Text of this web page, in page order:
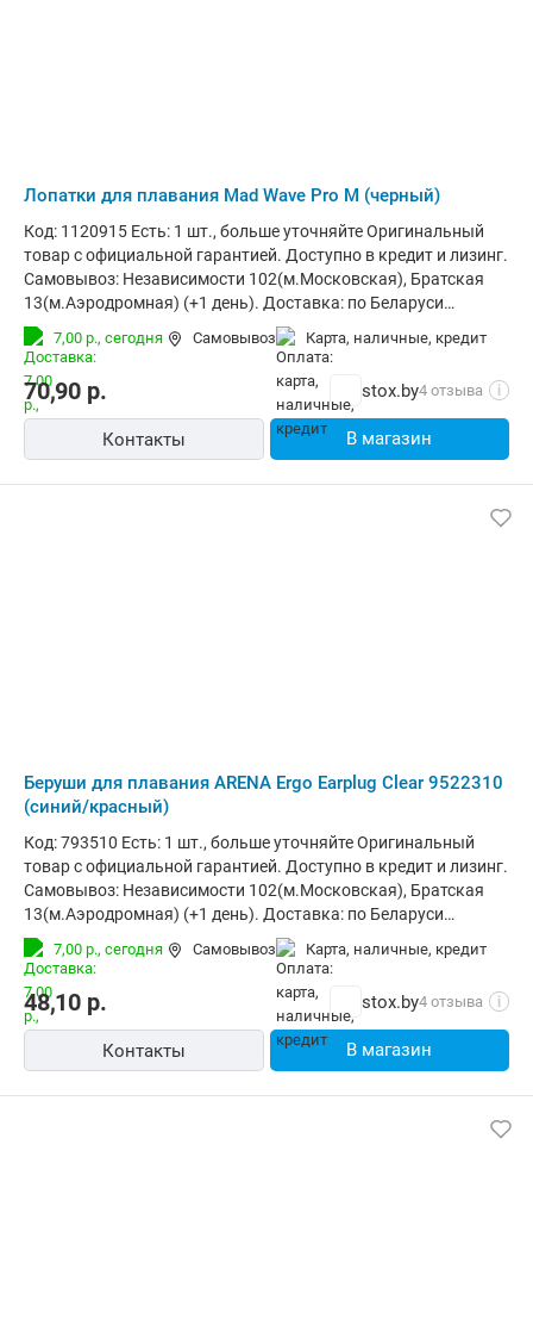
Лопатки для плавания Mad Wave Pro M (черный)
Код: 1120915 Есть: 1 шт., больше уточняйте Оригинальный
товар с официальной гарантией. Доступно в кредит и лизинг.
Самовывоз: Независимости 102(м.Московская), Братская
13(м.Аэродромная) (+1 день). Доставка: по Беларуси
курьером (за 1-3 дня) и в отделения Европочты (Минск 1
день, РБ до 4х дней). Корпоративным клиентам: стоимость с
НДС20% (счета от 100руб.)
7,00 р., сегодня Самовывоз карта, наличные, кредит
70,90 р. stox.by4 отзыва i
Контакты В магазин
Беруши для плавания ARENA Ergo Earplug Clear 9522310
(синий/красный)
Код: 793510 Есть: 1 шт., больше уточняйте Оригинальный
товар с официальной гарантией. Доступно в кредит и лизинг.
Самовывоз: Независимости 102(м.Московская), Братская
13(м.Аэродромная) (+1 день). Доставка: по Беларуси
курьером (за 1-3 дня) и в отделения Европочты (Минск 1
день, РБ до 4х дней). Корпоративным клиентам: стоимость с
НДС20% (счета от 100руб.)
7,00 р., сегодня Самовывоз карта, наличные, кредит
48,10 р. stox.by4 отзыва i
Контакты В магазин